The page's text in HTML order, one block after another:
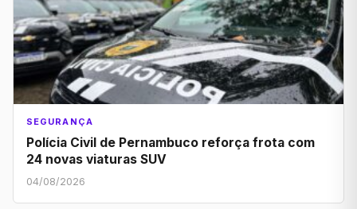
SEGURANÇA
Polícia Civil de Pernambuco reforça frota com
24 novas viaturas SUV
04/08/2026